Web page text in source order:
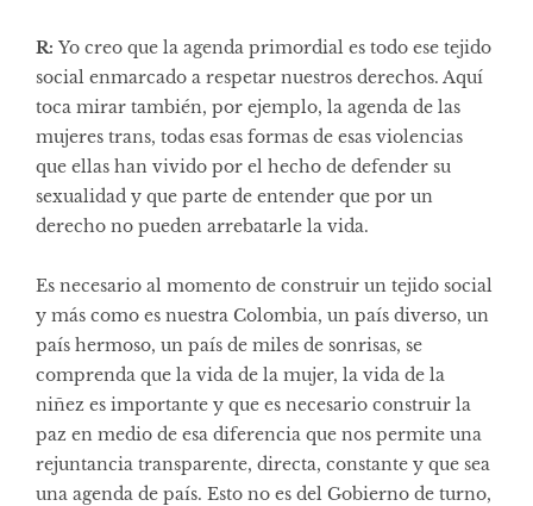
R: Yo creo que la agenda primordial es todo ese tejido
social enmarcado a respetar nuestros derechos. Aquí
toca mirar también, por ejemplo, la agenda de las
mujeres trans, todas esas formas de esas violencias
que ellas han vivido por el hecho de defender su
sexualidad y que parte de entender que por un
derecho no pueden arrebatarle la vida.
Es necesario al momento de construir un tejido social
y más como es nuestra Colombia, un país diverso, un
país hermoso, un país de miles de sonrisas, se
comprenda que la vida de la mujer, la vida de la
niñez es importante y que es necesario construir la
paz en medio de esa diferencia que nos permite una
rejuntancia transparente, directa, constante y que sea
una agenda de país. Esto no es del Gobierno de turno,